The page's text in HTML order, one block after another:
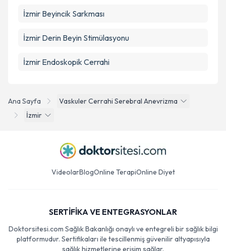
Ana Sayfa
Vaskuler Cerrahi Serebral Anevrizma
İzmir
İzmir Beyincik Sarkması
İzmir Derin Beyin Stimülasyonu
İzmir Endoskopik Cerrahi
VideolarBlogOnline TerapiOnline Diyet
SERTİFİKA VE ENTEGRASYONLAR
Doktorsitesi.com Sağlık Bakanlığı onaylı ve entegreli bir sağlık bilgi
platformudur. Sertifikaları ile tescillenmiş güvenilir altyapısıyla
sağlık hizmetlerine erişim sağlar.